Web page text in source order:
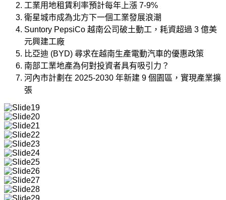
工業用地租賃利率預計每年上漲 7-9%
衛星城市成為北方下一個工業發展浪潮
Suntory PepsiCo 越南公司破土動工，耗資超過 3 億美
元興建工廠
比亞迪 (BYD) 尋求在越南生產電動汽車的優惠政策
南部工業地產為何對投資者具有吸引力？
河內市計劃在 2025-2030 年新建 9 個園區，實現產業擴
張